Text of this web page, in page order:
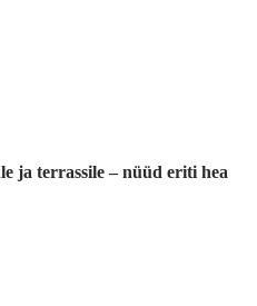
ja terrassile – nüüd eriti hea